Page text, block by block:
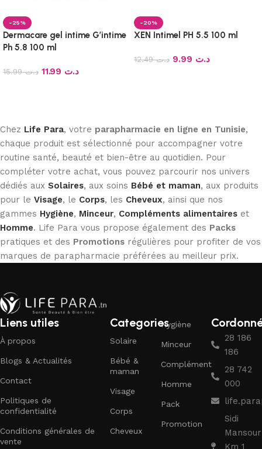
-25%
Dermacare gel intime G’intime
Ph 5.8 100 ml
د.ت15.99 د.ت
-20%
XEN Intimel PH 5.5 100 ml
د.ت12.49 د.ت
Chez Life Para, votre parapharmacie en ligne en Tunisie,
chaque produit est sélectionné pour accompagner votre
routine santé, beauté et bien-être au quotidien. Pour
compléter votre achat, vous pouvez parcourir nos univers
dédiés aux Solaires, aux soins Bébé et maman, aux produits
pour le Visage, le Corps, les Cheveux, ainsi que nos
gammes Hygiène, Minceur, Compléments alimentaires et
Homme. Life Para vous propose également des Packs
pratiques et des Promotions régulières pour profiter de vos
marques de parapharmacie préférées au meilleur prix.
Liens utiles
À propos
Blogs & Actualités
Contact
Politiques de
confidentialité
Conditions générales de
vente
Categories
Solaire
Bébé &
maman
Visage
Corps
Cheveux
Hygiène
Minceur
Complément
Homme
Pack
Promotion
28 186
186
28 742
000
Sidi
Mansour
Km 1